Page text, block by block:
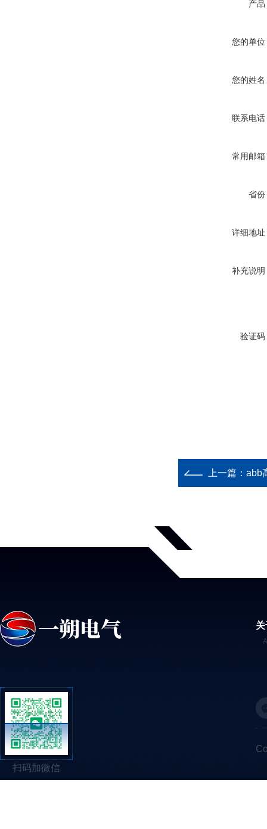
产品
您的单位
您的姓名
联系电话
常用邮箱
省份
详细地址
补充说明
验证码
上一篇： abb
扫码加微信